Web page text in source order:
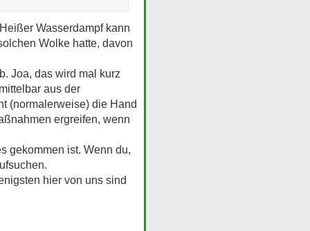
Wasserdampf kann
Wolke hatte, davon
Joa, das wird mal kurz
aus der
(normalerweise) die Hand
ergreifen, wenn
gekommen ist. Wenn du,
hier von uns sind